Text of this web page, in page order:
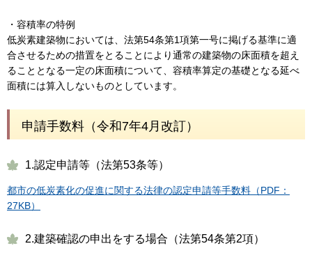
・容積率の特例
低炭素建築物においては、法第54条第1項第一号に掲げる基準に適
合させるための措置をとることにより通常の建築物の床面積を超え
ることとなる一定の床面積について、容積率算定の基礎となる延べ
面積には算入しないものとしています。
申請手数料（令和7年4月改訂）
1.認定申請等（法第53条等）
都市の低炭素化の促進に関する法律の認定申請等手数料（PDF：
27KB）
2.建築確認の申出をする場合（法第54条第2項）